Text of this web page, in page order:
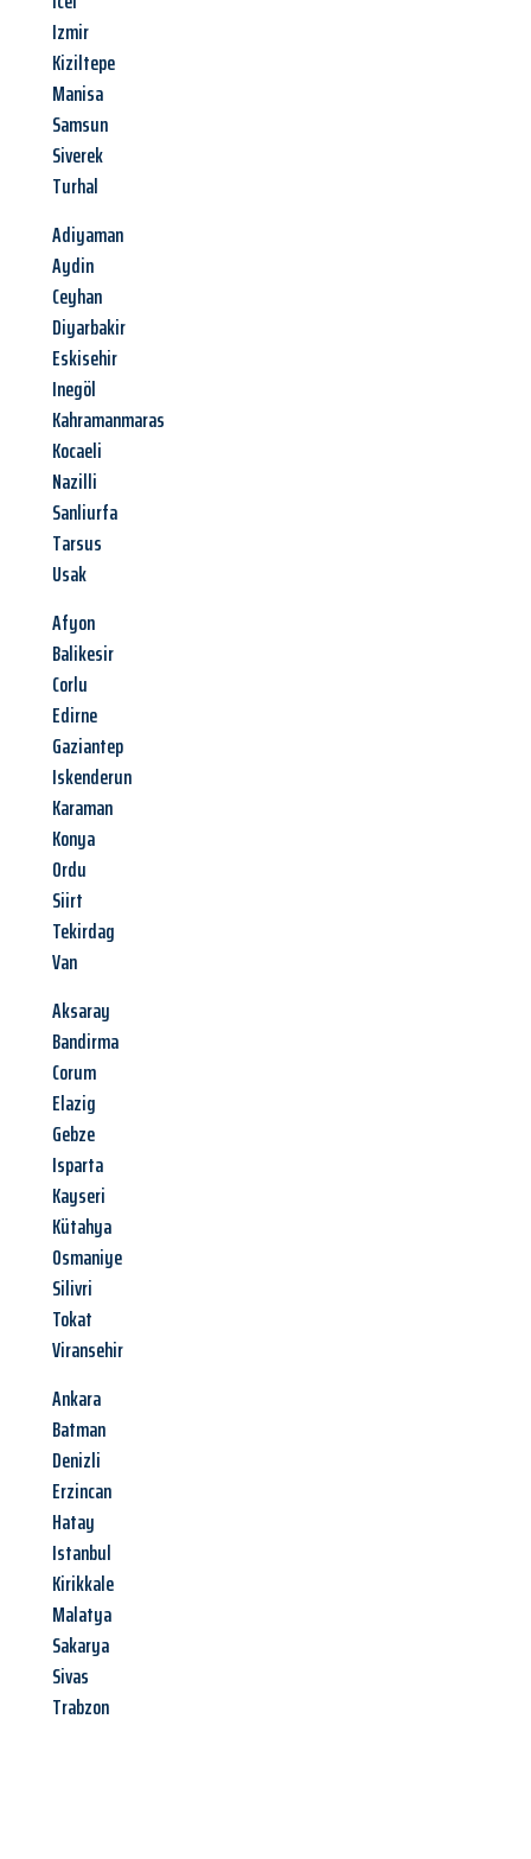
Izmir
Kiziltepe
Manisa
Samsun
Siverek
Turhal
Adiyaman
Aydin
Ceyhan
Diyarbakir
Eskisehir
Inegöl
Kahramanmaras
Kocaeli
Nazilli
Sanliurfa
Tarsus
Usak
Afyon
Balikesir
Corlu
Edirne
Gaziantep
Iskenderun
Karaman
Konya
Ordu
Siirt
Tekirdag
Van
Aksaray
Bandirma
Corum
Elazig
Gebze
Isparta
Kayseri
Kütahya
Osmaniye
Silivri
Tokat
Viransehir
Ankara
Batman
Denizli
Erzincan
Hatay
Istanbul
Kirikkale
Malatya
Sakarya
Sivas
Trabzon